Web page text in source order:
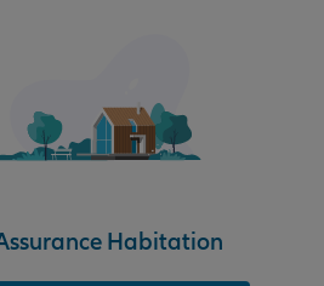
Habitation